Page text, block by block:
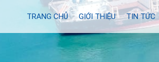
TRANG CHỦ GIỚI THIỆU TIN TỨC